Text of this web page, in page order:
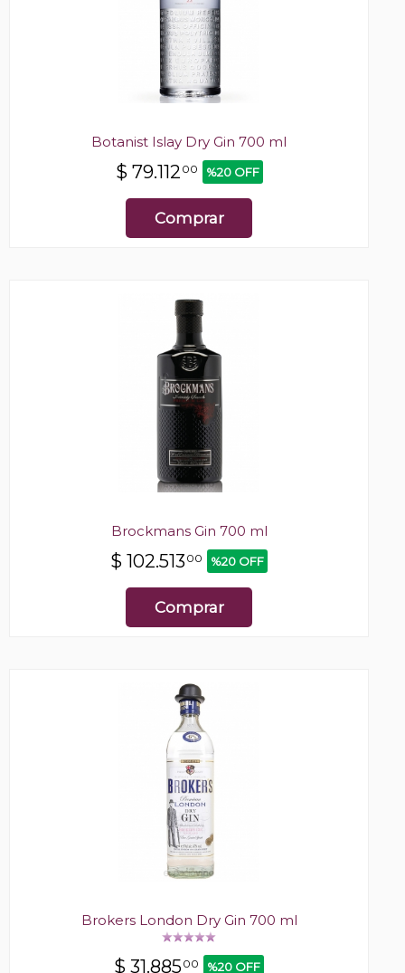
Botanist Islay Dry Gin 700 ml
$ 79.112 00 %20 OFF
Comprar
Brockmans Gin 700 ml
$ 102.513 00 %20 OFF
Comprar
Brokers London Dry Gin 700 ml
$ 31.88500 %20 OFF